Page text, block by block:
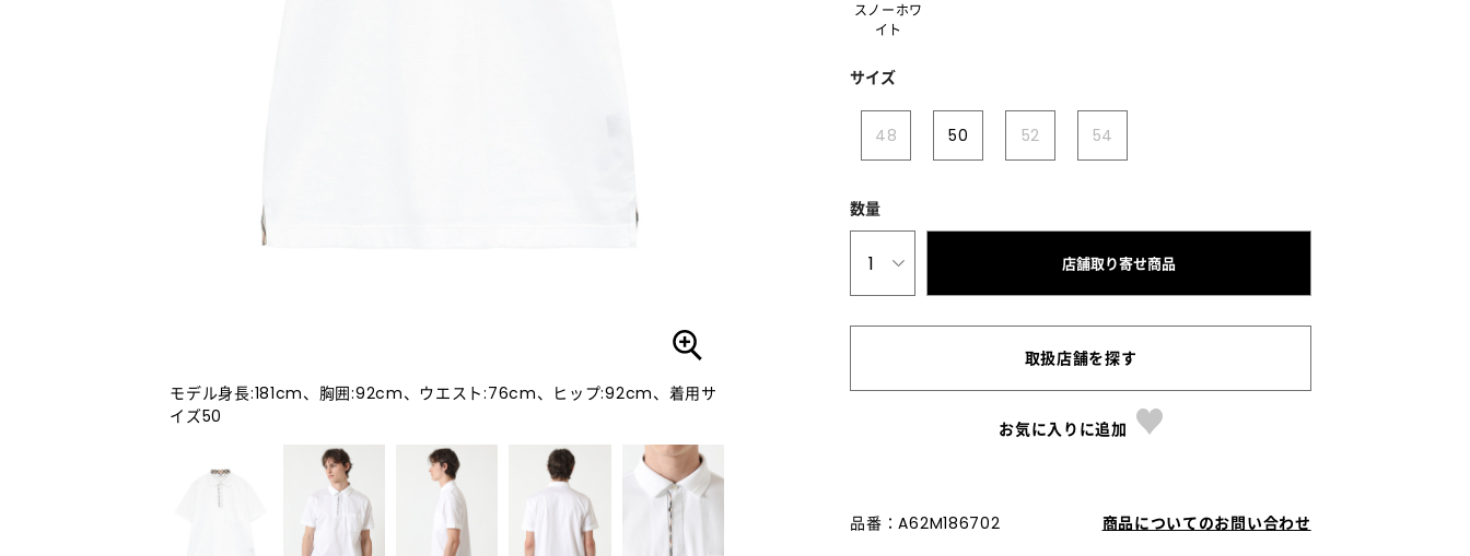
モデル身長:181cm、胸囲:92cm、ウエスト:76cm、ヒップ:92cm、着用サ
イズ50
スノーホワ
イト
サイズ
48 50 52 54
数量
1 店舗取り寄せ商品
取扱店舗を探す
お気に入りに追加
品番：A62M186702 商品についてのお問い合わせ